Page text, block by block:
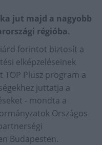
jut majd a nagyobb
régióba.
forintot biztosít a
elképzeléseinek
Plusz program a
juttatja a
- mondta a
Országos
Budapesten.